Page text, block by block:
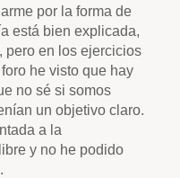
por la forma de
está bien explicada,
, pero en los ejercicios
he visto que hay
no sé si somos
un objetivo claro.
a la
y no he podido